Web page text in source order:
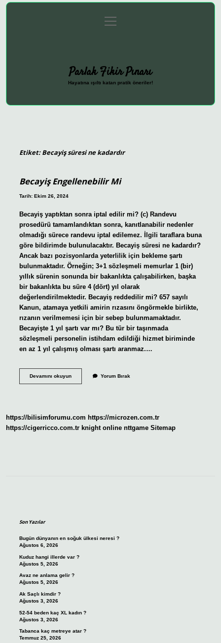
Gizlilik Politikası
menüyü
aç
Parlak Fikir Pınarı
Hayatına ışıltı katan pratik öneriler!
Etiket:Becayiş süresi ne kadardır
Becayiş Engellenebilir Mi
Tarih: Ekim 26, 2024
Becayiş yaptıktan sonra iptal edilir mi? (c) Randevu
prosedürü tamamlandıktan sonra, kanıtlanabilir nedenler
olmadığı sürece randevu iptal edilemez. İlgili taraflara buna
göre bildirimde bulunulacaktır. Becayiş süresi ne kadardır?
Ancak bazı pozisyonlarda yeterlilik için bekleme şartı
bulunmaktadır. Örneğin; 3+1 sözleşmeli memurlar 1 (bir)
yıllık sürenin sonunda bir bakanlıkta çalışabilirken, başka
bir bakanlıkta bu süre 4 (dört) yıl olarak
değerlendirilmektedir. Becayiş reddedilir mi? 657 sayılı
Kanun, atamaya yetkili amirin rızasını öngörmekle birlikte,
rızanın verilmemesi için bir sebep bulunmamaktadır.
Becayişte 1 yıl şartı var mı? Bu tür bir taşınmada
sözleşmeli personelin istihdam edildiği hizmet biriminde
en az 1 yıl çalışmış olması şartı aranmaz.…
Devamını okuyunBecayiş
Yorum Bırak
https://bilisimforumu.com https://microzen.com.tr
https://cigerricco.com.tr knight online nttgame Sitemap
Son Yazılar
Bugün dünyanın en soğuk ülkesi neresi ?
Ağustos 6, 2026
Kuduz hangi illerde var ?
Ağustos 5, 2026
Avaz ne anlama gelir ?
Ağustos 5, 2026
Ak Saçlı kimdir ?
Ağustos 3, 2026
52-54 beden kaç XL kadın ?
Ağustos 3, 2026
Tabanca kaç metreye atar ?
Temmuz 25, 2026